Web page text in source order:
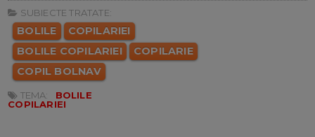
SUBIECTE TRATATE:
BOLILE
COPILARIEI
BOLILE COPILARIEI
COPILARIE
COPIL BOLNAV
TEMA:
BOLILE
COPILARIEI